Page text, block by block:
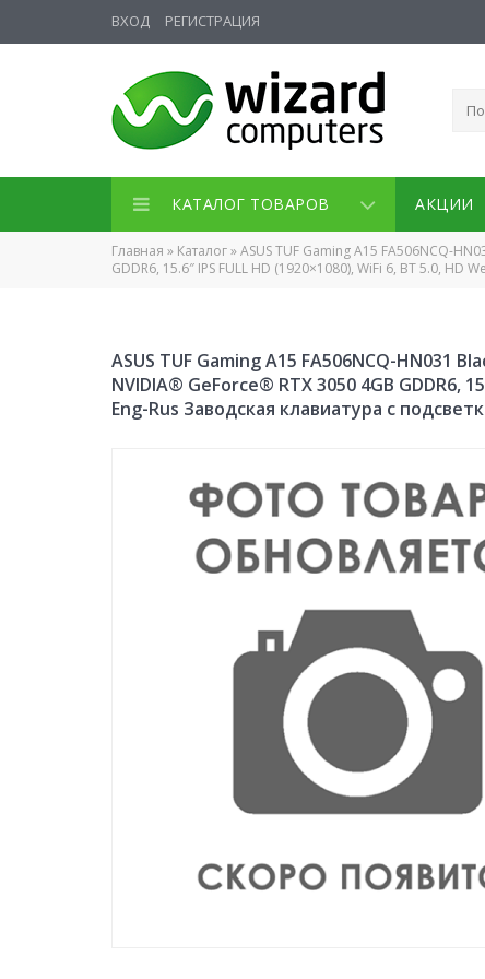
ВХОД РЕГИСТРАЦИЯ
КАТАЛОГ ТОВАРОВ АКЦИИ
Главная » Каталог»ASUS TUF Gaming A15 FA506NCQ-
GDDR6, 15.6″ IPS FULL HD (1920×1080), WiFi 6, BT 5.0, HD
ASUS TUF Gaming A15 FA506NCQ-HN031
NVIDIA® GeForce® RTX 3050 4GB GDDR6,
Eng-Rus Заводская клавиатура с